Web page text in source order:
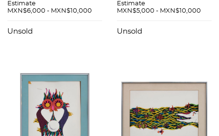
al aguafuerte y
97.5 x 64.5 cm
Estimate
MXN$6,000 - MXN$10,000
Unsold
Firmado y fechado
100. 57.5 x 72 cm
Estimate
MXN$5,000 - MXN$10,000
Unsold